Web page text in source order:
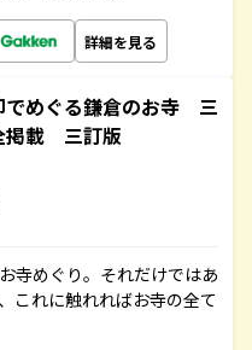
詳細を見る
めぐる鎌倉のお寺 三
掲載 三訂版
寺めぐり。それだけではあ
これに触れればお寺の全て